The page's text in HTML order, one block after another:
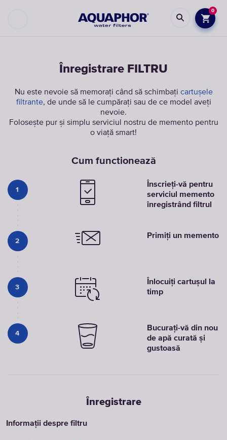
0
Înregistrare FILTRU
Nu este nevoie să memorați când să schimbați cartușele
filtrante, de unde să le cumpărați sau de ce model aveți
nevoie.
Folosește pur și simplu serviciul nostru de memento pentru
o viață smart!
Cum functionează
1
Înscrieți-vă pentru
serviciul memento
înregistrând filtrul
2
Primiți un memento
3
Înlocuiți cartuşul la
timp
4
Bucurați-vă din nou
de apă curată și
gustoasă
Înregistrare
Informații despre filtru